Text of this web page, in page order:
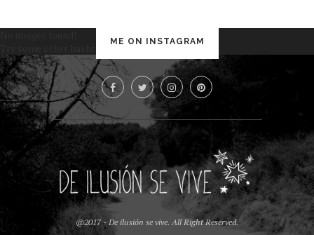
ME ON INSTAGRAM
Try some other hashtag or username
@2017 - De ilusión se vive. All Right Reserved.